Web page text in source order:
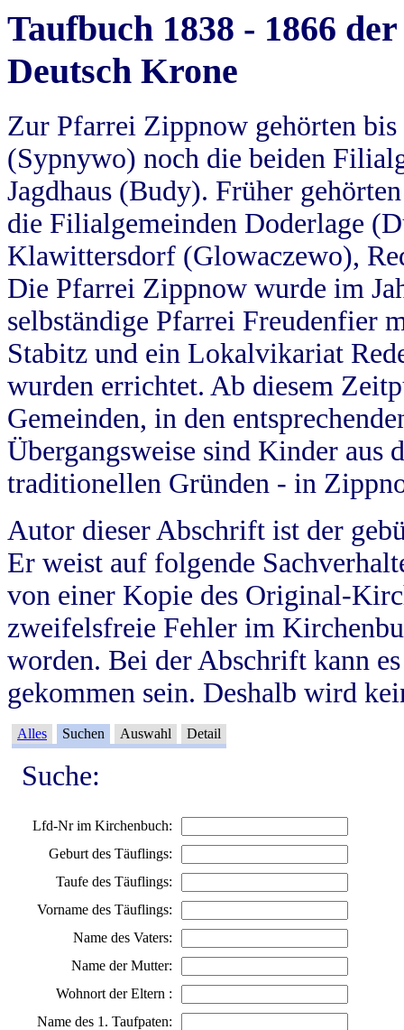
Taufbuch 1838 - 1866
Deutsch Krone
Zur Pfarrei Zippnow gehörten
(Sypnywo) noch die beiden
Jagdhaus (Budy). Früher
die Filialgemeinden Doderlage
Klawittersdorf (Glowaczewo),
Die Pfarrei Zippnow wurde im
selbständige Pfarrei Freudenfier
Stabitz und ein Lokalvikariat
wurden errichtet. Ab diesem
Gemeinden, in den
Übergangsweise sind Kinder aus
traditionellen Gründen - in
Autor dieser Abschrift ist der
Er weist auf folgende
von einer Kopie des Original-
zweifelsfreie Fehler im
worden. Bei der Abschrift kann
gekommen sein. Deshalb wird
Alles Suchen Auswahl Detail
Suche:
Lfd-Nr im Kirchenbuch:
Geburt des Täuflings:
Taufe des Täuflings:
Vorname des Täuflings:
Name des Vaters:
Name der Mutter:
Wohnort der Eltern :
Name des 1. Taufpaten: